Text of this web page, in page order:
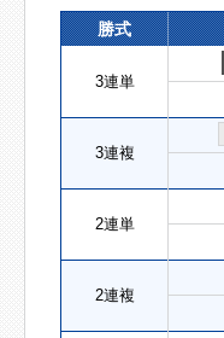
勝式
3連単
3連複
2連単
2連複